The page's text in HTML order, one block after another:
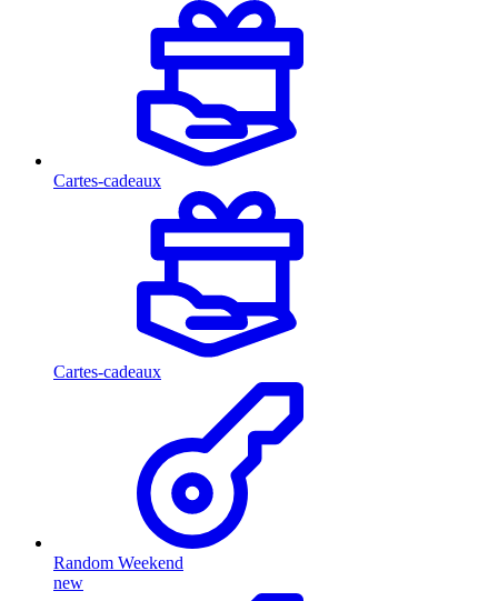
Cartes-cadeaux
Cartes-cadeaux
Random Weekend
new